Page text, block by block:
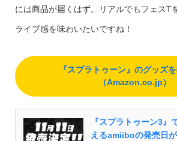
には商品が届くはず。リアルでもフェスT
ライブ感を味わいたいですね！
『スプラトゥーン』のグッズ
（Amazon.co.jp）
『スプラトゥーン3』
えるamiiboの発売日